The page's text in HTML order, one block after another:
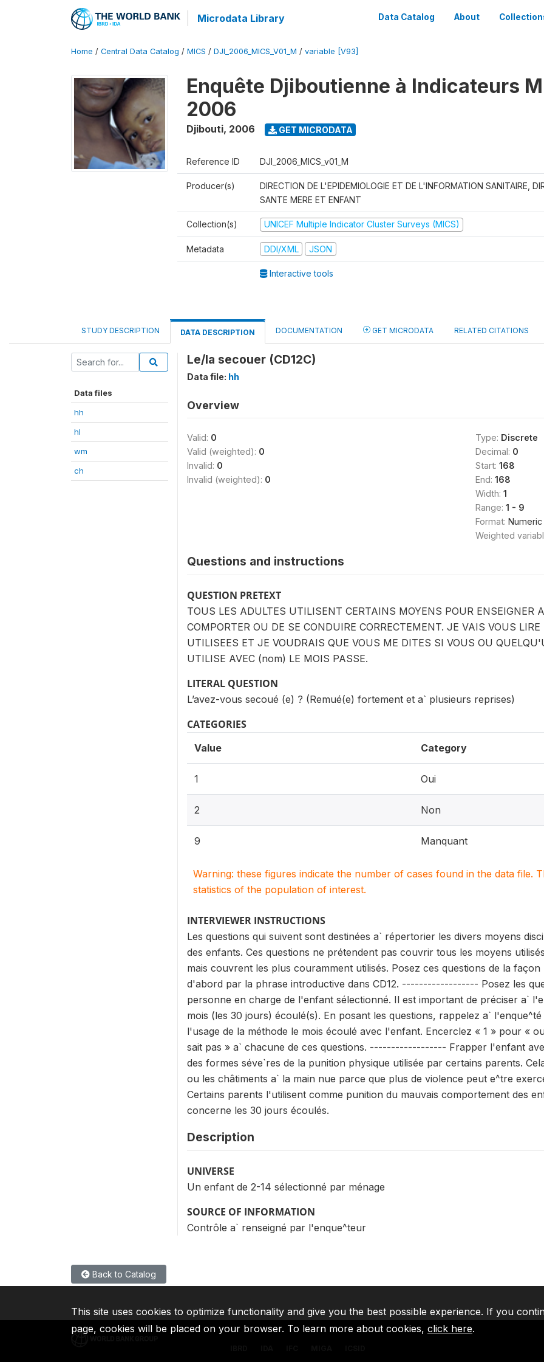
Microdata Library Data Catalog About
Home / Central Data Catalog / MICS / DJI_2006_MICS_V01_M / variable [V93]
Enquête Djiboutienne à Indicateurs
2006
Djibouti, 2006 GET MICRODATA
Reference ID DJI_2006_MICS_v01_M
Producer(s)
DIRECTION DE L'EPIDEMIOLOGIE ET DE L'INFORMATION SANITAIRE,
SANTE MERE ET ENFANT
Collection(s) UNICEF Multiple Indicator Cluster Surveys (MICS)
Metadata DDI/XML JSON
Interactive tools
STUDY DESCRIPTION DATA DESCRIPTION DOCUMENTATION GET MICRODATA RELATED CITATIONS
Data files
hh
hl
wm
ch
Le/la secouer (CD12C)
Data file: hh
Overview
Valid: 0
Valid (weighted): 0
Invalid: 0
Invalid (weighted): 0
Type: Discrete
Decimal: 0
Start: 168
End: 168
Width: 1
Range: 1 - 9
Format: Numeric
Weighted
Questions and instructions
QUESTION PRETEXT
TOUS LES ADULTES UTILISENT CERTAINS MOYENS POUR ENSEIGNER
COMPORTER OU DE SE CONDUIRE CORRECTEMENT. JE VAIS VOUS
UTILISEES ET JE VOUDRAIS QUE VOUS ME DITES SI VOUS OU
UTILISE AVEC (nom) LE MOIS PASSE.
LITERAL QUESTION
L’avez-vous secoué (e) ? (Remué(e) fortement et a` plusieurs reprises)
CATEGORIES
Value Category
1 Oui
2 Non
9 Manquant
Warning: these figures indicate the number of cases found in the data file.
statistics of the population of interest.
INTERVIEWER INSTRUCTIONS
Les questions qui suivent sont destinées a` répertorier les divers moyens
des enfants. Ces questions ne prétendent pas couvrir tous les moyens
mais couvrent les plus couramment utilisés. Posez ces questions de la
d'abord par la phrase introductive dans CD12. ------------------ Posez les
personne en charge de l'enfant sélectionné. Il est important de préciser a`
mois (les 30 jours) écoulé(s). En posant les questions, rappelez a`
l'usage de la méthode le mois écoulé avec l'enfant. Encerclez « 1 » pour «
sait pas » a` chacune de ces questions. ------------------ Frapper l'enfant
des formes séve`res de la punition physique utilisée par certains parents.
ou les châtiments a` la main nue parce que plus de violence peut e^tre
Certains parents l'utilisent comme punition du mauvais comportement des
concerne les 30 jours écoulés.
Description
UNIVERSE
Un enfant de 2-14 sélectionné par ménage
SOURCE OF INFORMATION
Contrôle a` renseigné par l'enque^teur
Back to Catalog
This site uses cookies to optimize functionality and give you the best possible experience. If you
page, cookies will be placed on your browser. To learn more about cookies, click here.